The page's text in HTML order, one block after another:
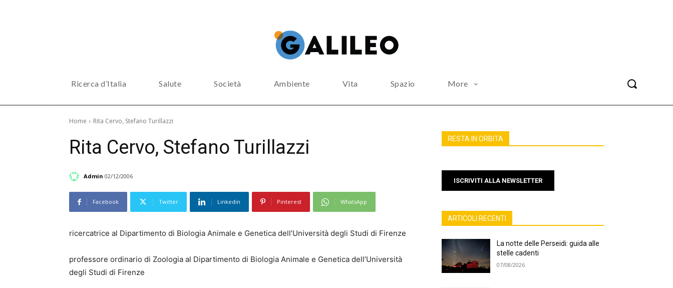
Ricerca d’Italia Salute Società Ambiente Vita Spazio More
Home Rita Cervo, Stefano Turillazzi
Rita Cervo, Stefano Turillazzi
Admin 02/12/2006
Facebook Twitter Linkedin Pinterest WhatsApp
ricercatrice al Dipartimento di Biologia Animale e Genetica dell’Università degli Studi di Firenze
professore ordinario di Zoologia al Dipartimento di Biologia Animale e Genetica dell’Università
degli Studi di Firenze
RESTA IN ORBITA
ISCRIVITI ALLA NEWSLETTER
ARTICOLI RECENTI
La notte delle Perseidi: guida alle
stelle cadenti
07/08/2026